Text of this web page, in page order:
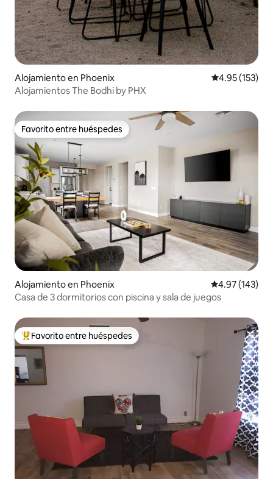
Alojamiento en Phoenix Calificación
4.95 (153)
Alojamientos The Bodhi by PHX
Favorito entre huéspedes
Favorito entre huéspedes
Alojamiento en Phoenix Calificación
4.97 (143)
Casa de 3 dormitorios con piscina y sala de juegos
Favorito entre huéspedes preferido
Favorito entre huéspedes